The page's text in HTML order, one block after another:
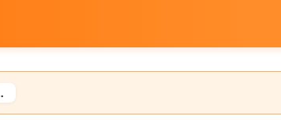
промтов)